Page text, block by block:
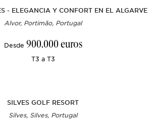
- ELEGANCIA Y CONFORT EN EL ALGARVE
Alvor, Portimão, Portugal
Desde 900.000 euros
T3 a T3
SILVES GOLF RESORT
Silves, Silves, Portugal